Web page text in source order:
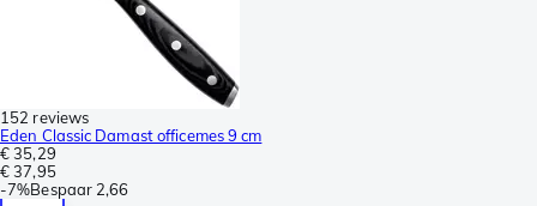
152 reviews
Eden Classic Damast officemes 9 cm
€ 35,29
€ 37,95
-7%Bespaar 2,66